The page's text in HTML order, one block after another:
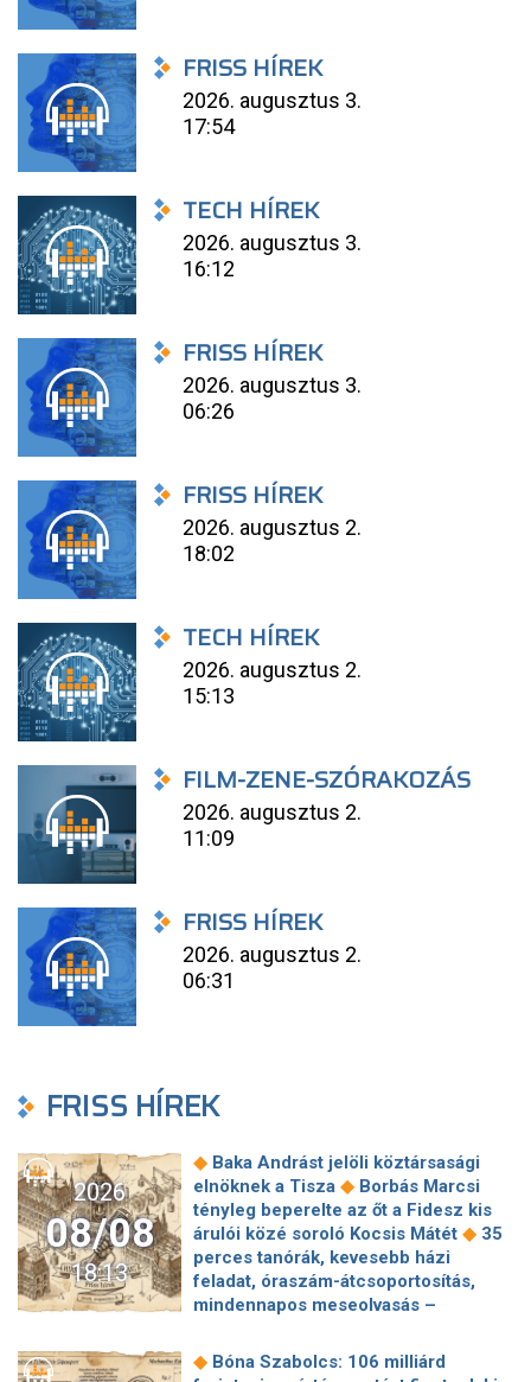
FRISS HÍREK
2026. augusztus 3.
17:54
TECH HÍREK
2026. augusztus 3.
16:12
FRISS HÍREK
2026. augusztus 3.
06:26
FRISS HÍREK
2026. augusztus 2.
18:02
TECH HÍREK
2026. augusztus 2.
15:13
FILM-ZENE-SZÓRAKOZÁS
2026. augusztus 2.
11:09
FRISS HÍREK
2026. augusztus 2.
06:31
FRISS HÍREK
2026
08/08
18:13
◆ Baka Andrást jelöli köztársasági
elnöknek a Tisza ◆ Borbás Marcsi
tényleg beperelte az őt a Fidesz kis
árulói közé soroló Kocsis Mátét ◆ 35
perces tanórák, kevesebb házi
feladat, óraszám-átcsoportosítás,
mindennapos meseolvasás –
tagozatos javaslatcsomagja
Lemond és az egyetemről is távozik
◆ Bóna Szabolcs: 106 milliárd